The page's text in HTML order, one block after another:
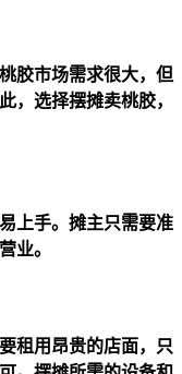
胶市场需求很大，但
，选择摆摊卖桃胶，
上手。摊主只需要准
业。
租用昂贵的店面，只